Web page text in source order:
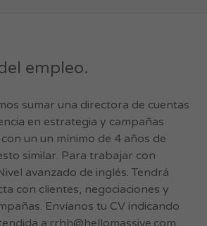
empleo.
sumar una directora de cuentas
en estrategia y campañas
un un mínimo de 4 años de
similar. Para trabajar con
avanzado de inglés. Tendrá
con clientes, negociaciones y
Envíanos tu CV indicando
a:rrhh@hellomassive.com